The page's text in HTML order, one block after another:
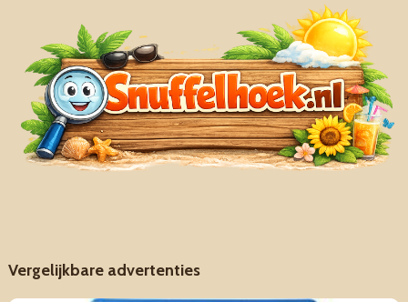
Vergelijkbare advertenties